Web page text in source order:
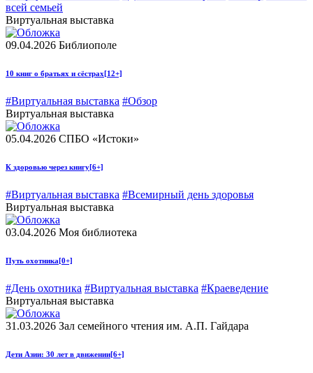
всей семьей
Виртуальная выставка
09.04.2026 Библиополе
10 книг о братьях и сёстрах [12+]
#Виртуальная выставка #Обзор
Виртуальная выставка
05.04.2026 СПБО «Истоки»
К здоровью через книгу[6+]
#Виртуальная выставка #Всемирный день здоровья
Виртуальная выставка
03.04.2026 Моя библиотека
Путь охотника [0+]
#День охотника #Виртуальная выставка #Краеведение
Виртуальная выставка
31.03.2026 Зал семейного чтения им. А.П. Гайдара
Дети Азии: 30 лет в движении[6+]